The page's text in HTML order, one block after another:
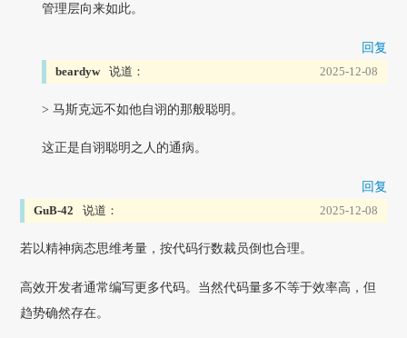
管理层向来如此。
回复
beardyw 说道： 2025-12-08
> 马斯克远不如他自诩的那般聪明。
这正是自诩聪明之人的通病。
回复
GuB-42 说道： 2025-12-08
若以精神病态思维考量，按代码行数裁员倒也合理。
高效开发者通常编写更多代码。当然代码量多不等于效率高，但
趋势确然存在。